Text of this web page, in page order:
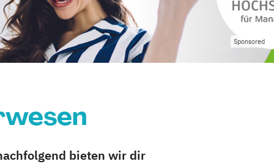
Sponsored
bieten wir dir